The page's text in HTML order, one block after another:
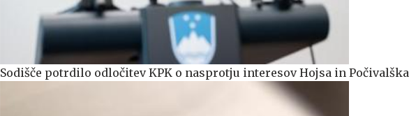
Sodišče potrdilo odločitev KPK o nasprotju interesov Hojsa in Počivalška